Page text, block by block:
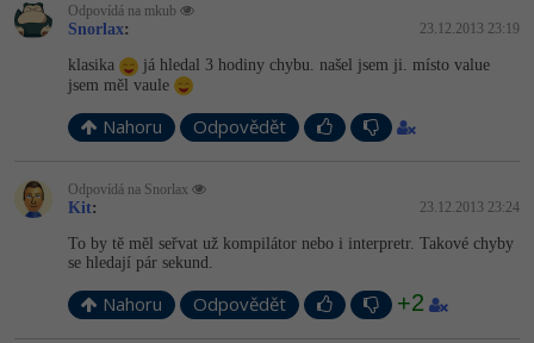
SQLite
3D grafik
Projektový manažer
Databázový analytik
Copywriter
WordPress specialista
SEO specialista
VB.NET
SQL
Návrh SW -80%
Algoritmy -41%
Umělá inteligence (AI) -10%
Pro děti
Odpovídá na mkub
Snorlax: 23.12.2013 23:19
klasika
já hledal 3 hodiny chybu. našel jsem ji. místo value
jsem měl vaule
Nahoru Odpovědět
Odpovídá na Snorlax
Kit: 23.12.2013 23:24
To by tě měl seřvat už kompilátor nebo i interpretr. Takové chyby
se hledají pár sekund.
Nahoru Odpovědět +2